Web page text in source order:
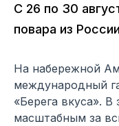
С 26 по 30
повара из
На набережной
международный
«Берега вкуса».
масштабным за